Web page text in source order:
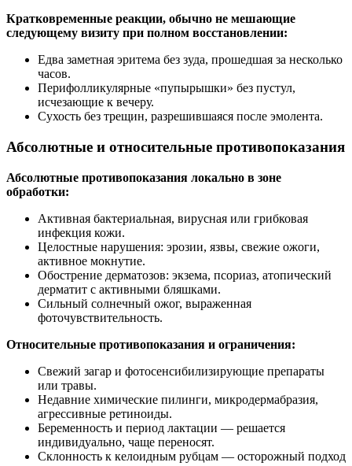
Кратковременные реакции, обычно не мешающие
следующему визиту при полном восстановлении:
Едва заметная эритема без зуда, прошедшая за несколько
часов.
Перифолликулярные «пупырышки» без пустул,
исчезающие к вечеру.
Сухость без трещин, разрешившаяся после эмолента.
Абсолютные и относительные противопоказания
Абсолютные противопоказания локально в зоне
обработки:
Активная бактериальная, вирусная или грибковая
инфекция кожи.
Целостные нарушения: эрозии, язвы, свежие ожоги,
активное мокнутие.
Обострение дерматозов: экзема, псориаз, атопический
дерматит с активными бляшками.
Сильный солнечный ожог, выраженная
фоточувствительность.
Относительные противопоказания и ограничения:
Свежий загар и фотосенсибилизирующие препараты
или травы.
Недавние химические пилинги, микродермабразия,
агрессивные ретиноиды.
Беременность и период лактации — решается
индивидуально, чаще переносят.
Склонность к келоидным рубцам — осторожный подход